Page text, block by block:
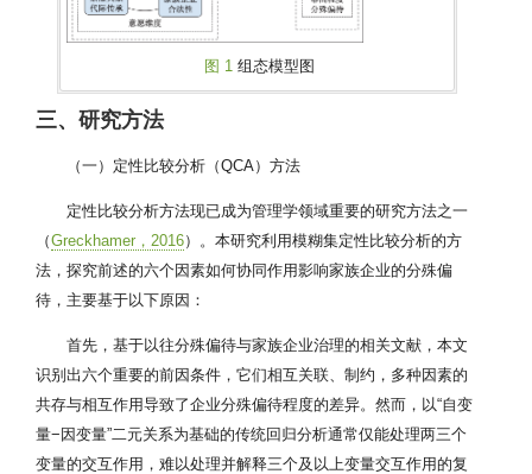
图 1 组态模型图
三、研究方法
（一）定性比较分析（QCA）方法
定性比较分析方法现已成为管理学领域重要的研究方法之一
（Greckhamer，2016）。本研究利用模糊集定性比较分析的方
法，探究前述的六个因素如何协同作用影响家族企业的分殊偏
待，主要基于以下原因：
首先，基于以往分殊偏待与家族企业治理的相关文献，本文
识别出六个重要的前因条件，它们相互关联、制约，多种因素的
共存与相互作用导致了企业分殊偏待程度的差异。然而，以“自变
量−因变量”二元关系为基础的传统回归分析通常仅能处理两三个
变量的交互作用，难以处理并解释三个及以上变量交互作用的复